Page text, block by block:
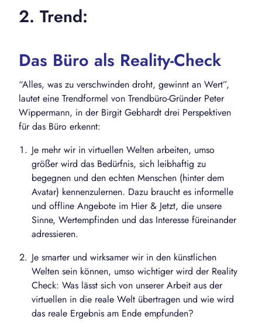
2. Trend:
Das Büro als Reality-Check
“Alles, was zu verschwinden droht, gewinnt an Wert”,
lautet eine Trendformel von Trendbüro-Gründer Peter
Wippermann, in der Birgit Gebhardt drei Perspektiven
für das Büro erkennt:
Je mehr wir in virtuellen Welten arbeiten, umso
größer wird das Bedürfnis, sich leibhaftig zu
begegnen und den echten Menschen (hinter dem
Avatar) kennenzulernen. Dazu braucht es informelle
und offline Angebote im Hier & Jetzt, die unsere
Sinne, Wertempfinden und das Interesse füreinander
adressieren.
Je smarter und wirksamer wir in den künstlichen
Welten sein können, umso wichtiger wird der Reality
Check: Was lässt sich von unserer Arbeit aus der
virtuellen in die reale Welt übertragen und wie wird
das reale Ergebnis am Ende empfunden?